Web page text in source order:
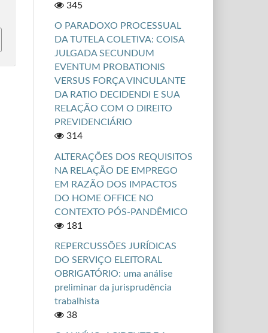
345
O PARADOXO PROCESSUAL
DA TUTELA COLETIVA: COISA
JULGADA SECUNDUM
EVENTUM PROBATIONIS
VERSUS FORÇA VINCULANTE
DA RATIO DECIDENDI E SUA
RELAÇÃO COM O DIREITO
PREVIDENCIÁRIO
314
ALTERAÇÕES DOS REQUISITOS
NA RELAÇÃO DE EMPREGO
EM RAZÃO DOS IMPACTOS
DO HOME OFFICE NO
CONTEXTO PÓS-PANDÊMICO
181
REPERCUSSÕES JURÍDICAS
DO SERVIÇO ELEITORAL
OBRIGATÓRIO: uma análise
preliminar da jurisprudência
trabalhista
38